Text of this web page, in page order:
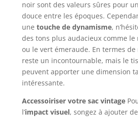
noir sont des valeurs sûres pour
douce entre les époques.
une touche de dynamisme,
des tons plus audacieux comme
ou le vert émeraude. En termes
reste un incontournable, mais le
peuvent apporter une dimension
intéressante.
Accessoiriser votre sac vintage
l’impact visuel, songez à ajouter